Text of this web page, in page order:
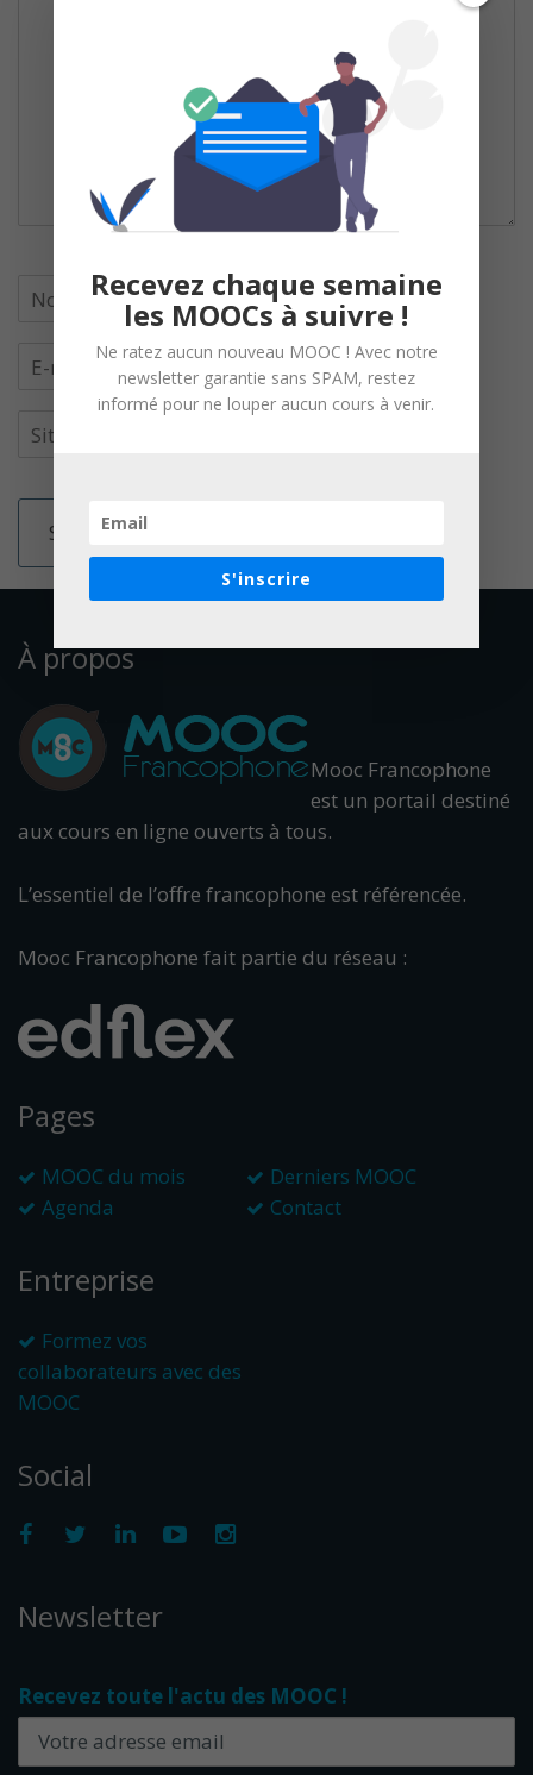
À propos
Mooc Francophone
est un portail destiné
aux cours en ligne ouverts à tous.
L’essentiel de l’offre francophone est référencée.
Mooc Francophone fait partie du réseau :
Pages
MOOC du mois
Derniers MOOC
Agenda
Contact
Entreprise
Formez vos
collaborateurs avec des
MOOC
Social
Newsletter
Recevez toute l'actu des MOOC !
Recevez chaque semaine
les MOOCs à suivre !
Ne ratez aucun nouveau MOOC ! Avec notre
newsletter garantie sans SPAM, restez
informé pour ne louper aucun cours à venir.
S'inscrire